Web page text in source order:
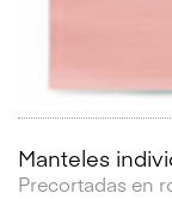
Manteles
Precortadas en